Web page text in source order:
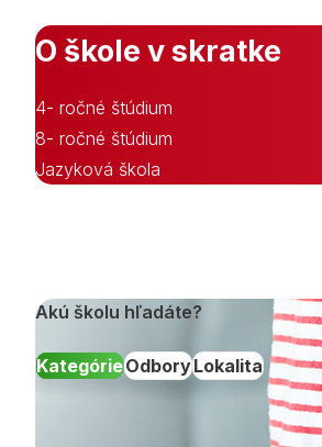
O škole v skratke
4- ročné štúdium
8- ročné štúdium
Jazyková škola
Akú školu hľadáte?
KategórieOdboryLokalita